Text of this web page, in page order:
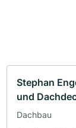
Stephan
und
Dachbau